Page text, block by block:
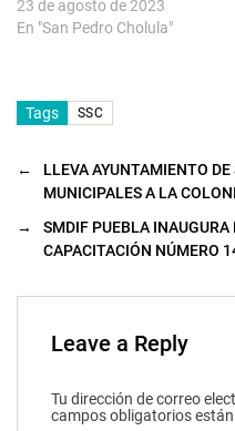
)
23 de agosto de 2023
En "San Pedro Cholula"
Tags SSC
←
LLEVA AYUNTAMIENTO
MUNICIPALES A LA
→
SMDIF PUEBLA INAUGURA
CAPACITACIÓN NÚMERO
Leave a Reply
Tu dirección de correo
campos obligatorios